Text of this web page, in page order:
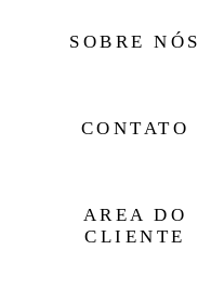
SOBRE NÓS
CONTATO
AREA DO
CLIENTE